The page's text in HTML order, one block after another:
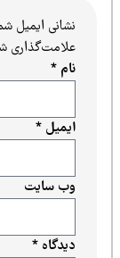
نشانی ایمیل شما
علامت‌گذاری
دیدگاه*
ایمیل*
وب‌ سایت